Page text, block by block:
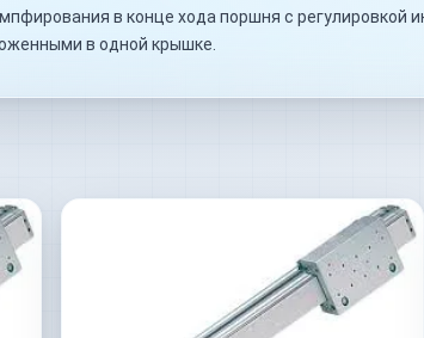
в конце хода поршня с регулировкой
в одной крышке.